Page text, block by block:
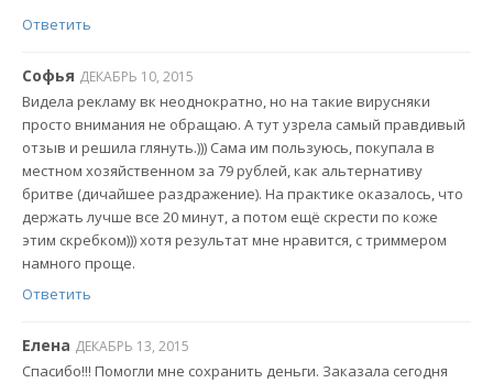
Ответить
Софья ДЕКАБРЬ 10, 2015
Видела рекламу вк неоднократно, но на такие вирусняки
просто внимания не обращаю. А тут узрела самый правдивый
отзыв и решила глянуть.))) Сама им пользуюсь, покупала в
местном хозяйственном за 79 рублей, как альтернативу
бритве (дичайшее раздражение). На практике оказалось, что
держать лучше все 20 минут, а потом ещё скрести по коже
этим скребком))) хотя результат мне нравится, с триммером
намного проще.
Ответить
Елена ДЕКАБРЬ 13, 2015
Спасибо!!! Помогли мне сохранить деньги. Заказала сегодня